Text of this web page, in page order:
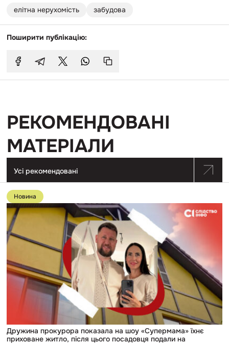
елітна нерухомість забудова
Поширити публікацію:
РЕКОМЕНДОВАНІ
МАТЕРІАЛИ
Усі рекомендовані
Перейти
до
публікації
Дружина
прокурора
показала
на
шоу
«Супермама»
їхнє
приховане
житло,
після
цього
посадовця
звільнення
Новина
Дружина прокурора показала на шоу «Супермама» їхнє
приховане житло, після цього посадовця подали на